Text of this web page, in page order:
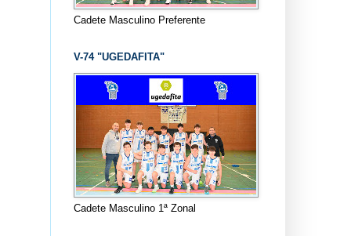
Cadete Masculino Preferente
V-74 "UGEDAFITA"
Cadete Masculino 1ª Zonal